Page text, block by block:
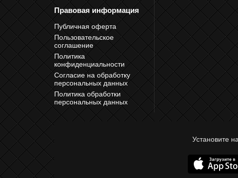
Правовая информация
Публичная оферта
Пользовательское
соглашение
Политика
конфиденциальности
Согласие на обработку
персональных данных
Политика обработки
персональных данных
Установите